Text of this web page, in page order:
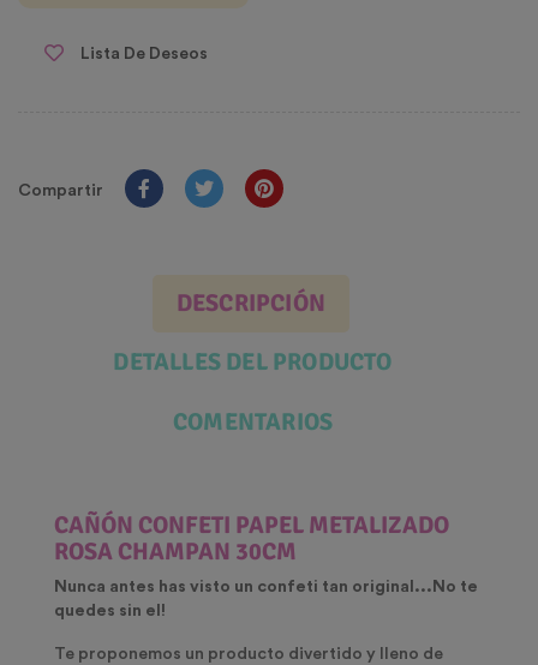
Lista De Deseos
Compartir
DESCRIPCIÓN
DETALLES DEL PRODUCTO
COMENTARIOS
CAÑÓN CONFETI PAPEL METALIZADO
ROSA CHAMPAN 30CM
Nunca antes has visto un confeti tan original...No te
quedes sin el!
Te proponemos un producto divertido y lleno de